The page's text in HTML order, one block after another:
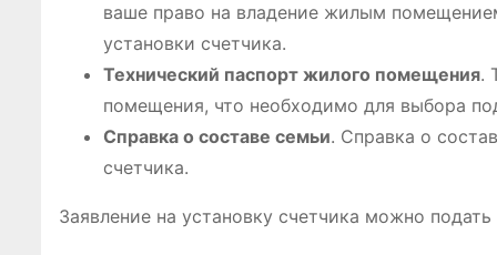
ваше право на владение жилым
установки счетчика.
Технический паспорт жилого помещения.
помещения, что необходимо для выбора
Справка о составе семьи. Справка о
счетчика.
Заявление на установку счетчика можно